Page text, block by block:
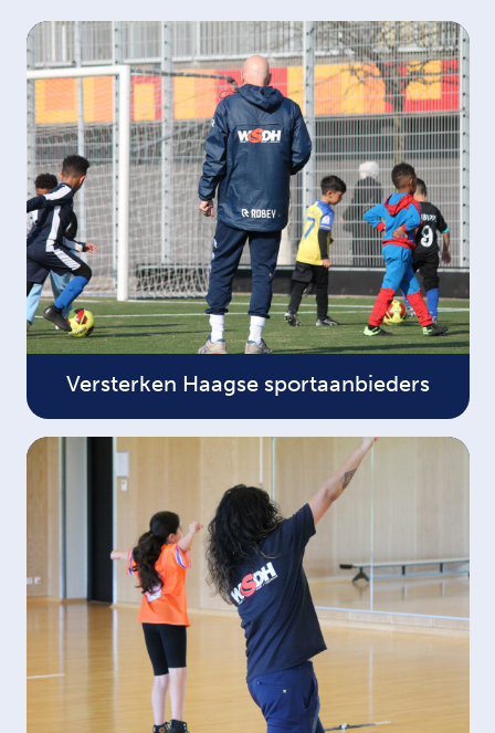
Versterken Haagse sportaanbieders